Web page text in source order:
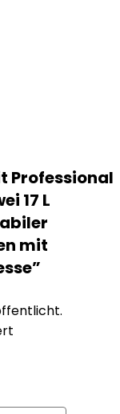
Professional
17 L
mit